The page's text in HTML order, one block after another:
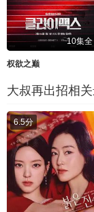
10集全
权欲之巅
大叔再出招相
6.5分